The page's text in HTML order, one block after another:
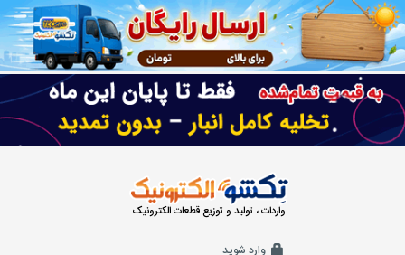
واردات ، تولید و توزیع قطعات الکترونیک
وارد شوید